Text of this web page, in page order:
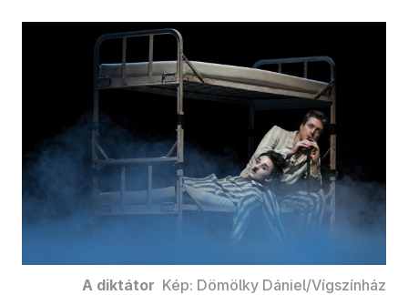
A diktátor Kép: Dömölky Dániel/Vígszínház